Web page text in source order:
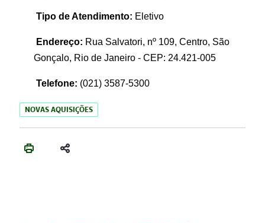
Tipo de Atendimento: Eletivo
Endereço: Rua Salvatori, nº 109, Centro, São
Gonçalo, Rio de Janeiro - CEP: 24.421-005
Telefone: (021) 3587-5300
NOVAS AQUISIÇÕES